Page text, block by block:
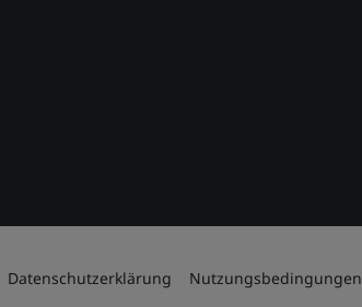
Datenschutzerklärung Nutzungsbedingungen